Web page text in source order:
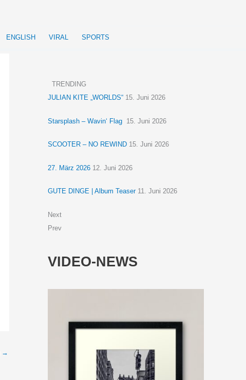
ENGLISH VIRAL SPORTS
→
TRENDING
JULIAN KITE „WORLDS“ 15. Juni 2026
Starsplash – Wavin‘ Flag 15. Juni 2026
SCOOTER – NO REWIND 15. Juni 2026
27. März 2026 12. Juni 2026
GUTE DINGE | Album Teaser 11. Juni 2026
Next
Prev
VIDEO-NEWS